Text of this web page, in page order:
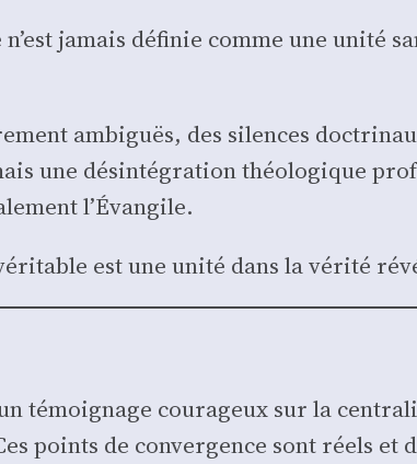
jamais défi­nie comme une uni­té
ambi­guës, des silences
une dés­in­té­gra­tion théo­lo­gique
l’Évangile.
est une uni­té dans la véri­té
témoi­gnage cou­ra­geux sur la
points de conver­gence sont réels et